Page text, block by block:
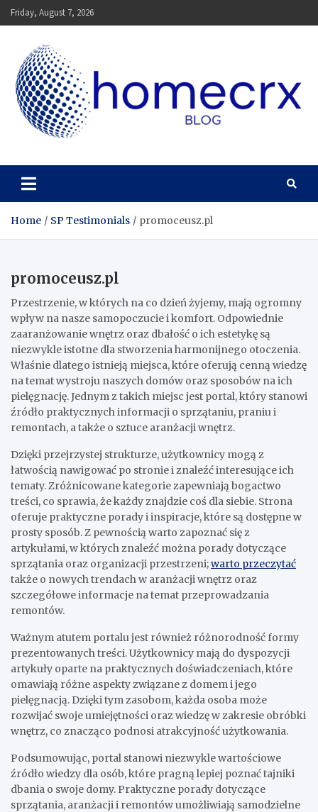
Skip
to
Friday, August 7, 2026
Homecrx
Home SP Testimonials promoceusz.pl
promoceusz.pl
Przestrzenie, w których na co dzień żyjemy, mają ogromny
wpływ na nasze samopoczucie i komfort. Odpowiednie
zaaranżowanie wnętrz oraz dbałość o ich estetykę są
niezwykle istotne dla stworzenia harmonijnego otoczenia.
Właśnie dlatego istnieją miejsca, które oferują cenną wiedzę
na temat wystroju naszych domów oraz sposobów na ich
pielęgnację. Jednym z takich miejsc jest portal, który stanowi
źródło praktycznych informacji o sprzątaniu, praniu i
remontach, a także o sztuce aranżacji wnętrz.
Dzięki przejrzystej strukturze, użytkownicy mogą z
łatwością nawigować po stronie i znaleźć interesujące ich
tematy. Zróżnicowane kategorie zapewniają bogactwo
treści, co sprawia, że każdy znajdzie coś dla siebie. Strona
oferuje praktyczne porady i inspiracje, które są dostępne w
prosty sposób. Z pewnością warto zapoznać się z
artykułami, w których znaleźć można porady dotyczące
sprzątania oraz organizacji przestrzeni;warto przeczytać
także o nowych trendach w aranżacji wnętrz oraz
szczegółowe informacje na temat przeprowadzania
remontów.
Ważnym atutem portalu jest również różnorodność formy
prezentowanych treści. Użytkownicy mają do dyspozycji
artykuły oparte na praktycznych doświadczeniach, które
omawiają różne aspekty związane z domem i jego
pielęgnacją. Dzięki tym zasobom, każda osoba może
rozwijać swoje umiejętności oraz wiedzę w zakresie obróbki
wnętrz, co znacząco podnosi atrakcyjność użytkowania.
Podsumowując, portal stanowi niezwykle wartościowe
źródło wiedzy dla osób, które pragną lepiej poznać tajniki
dbania o swoje domy. Praktyczne porady dotyczące
sprzątania, aranżacji i remontów umożliwiają samodzielne